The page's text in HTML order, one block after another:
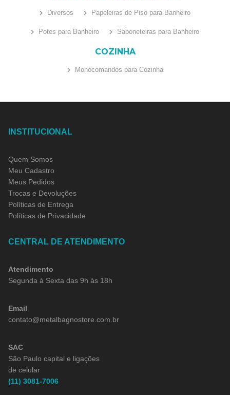
Diversos Papeleiras de Piso para Banheiro
Potes para Banheiro Saboneteiras para Banheiro
COZINHA
Monocomandos para Cozinha
INSTITUCIONAL
Quem Somos
Meu Cadastro
Meus Pedidos
Trocas e Devoluções
Políticas de Entrega
Políticas de Privacidade
CENTRAL DE ATENDIMENTO
Atendimento
Segunda à Sexta das 9h às 18h
Email
contato@metalbagnostore.com.br
SAC
São Paulo capital e ligações
de celular
(11) 3081-7006